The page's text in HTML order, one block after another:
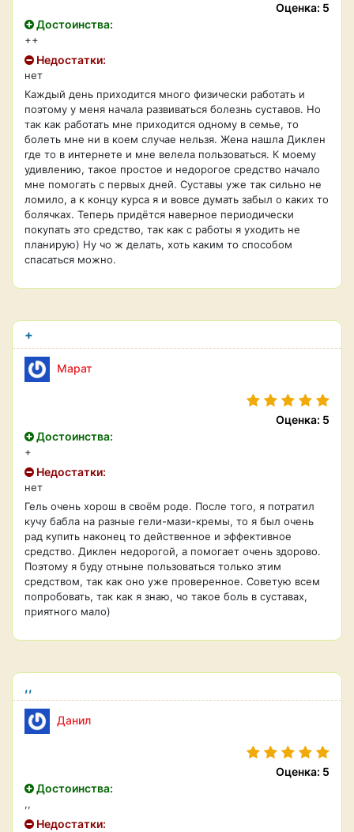
Оценка: 5
Достоинства:
++
Недостатки:
нет
Каждый день приходится много физически работать и
поэтому у меня начала развиваться болезнь суставов. Но
так как работать мне приходится одному в семье, то
болеть мне ни в коем случае нельзя. Жена нашла Диклен
где то в интернете и мне велела пользоваться. К моему
удивлению, такое простое и недорогое средство начало
мне помогать с первых дней. Суставы уже так сильно не
ломило, а к концу курса я и вовсе думать забыл о каких то
болячках. Теперь придётся наверное периодически
покупать это средство, так как с работы я уходить не
планирую) Ну чо ж делать, хоть каким то способом
спасаться можно.
+
Марат
Оценка: 5
Достоинства:
+
Недостатки:
нет
Гель очень хорош в своём роде. После того, я потратил
кучу бабла на разные гели-мази-кремы, то я был очень
рад купить наконец то действенное и эффективное
средство. Диклен недорогой, а помогает очень здорово.
Поэтому я буду отныне пользоваться только этим
средством, так как оно уже проверенное. Советую всем
попробовать, так как я знаю, чо такое боль в суставах,
приятного мало)
,,
Данил
Оценка: 5
Достоинства:
,,
Недостатки: